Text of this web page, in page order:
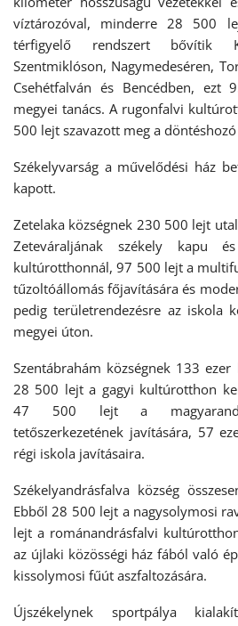
víztározóval, minderre 28 500
térfigyelő rendszert bővítik
Szentmiklóson, Nagymedeséren,
Csehétfalván és Bencédben, ezt
megyei tanács. A rugonfalvi
500 lejt szavazott meg a
Székelyvarság a művelődési ház
kapott.
Zetelaka községnek 230 500 lejt
Zeteváraljának székely kapu
kultúrotthonnál, 97 500 lejt a
tűzoltóállomás főjavítására és
pedig területrendezésre az iskola
megyei úton.
Szentábrahám községnek 133
28 500 lejt a gagyi kultúrotthon
47 500 lejt a
tetőszerkezetének javítására, 57
régi iskola javításaira.
Székelyandrásfalva község
Ebből 28 500 lejt a nagysolymosi
lejt a románandrásfalvi
az újlaki közösségi ház fából való
kissolymosi fűút aszfaltozására.
Újszékelynek sportpálya